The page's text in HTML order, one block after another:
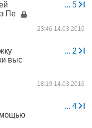
... 5
Пе
23:46 14.03.2016
... 2
выс
18:19 14.03.2016
... 4